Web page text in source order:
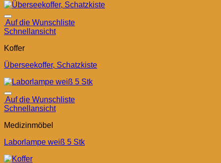
Auf die Wunschliste
Schnellansicht
Koffer
Überseekoffer, Schatzkiste
Auf die Wunschliste
Schnellansicht
Medizinmöbel
Laborlampe weiß 5 Stk